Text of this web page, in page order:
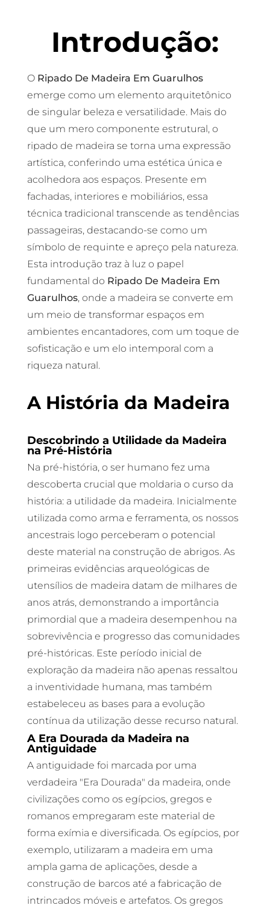
Introdução:
O Ripado De Madeira Em Guarulhos
emerge como um elemento arquitetônico
de singular beleza e versatilidade. Mais do
que um mero componente estrutural, o
ripado de madeira se torna uma expressão
artística, conferindo uma estética única e
acolhedora aos espaços. Presente em
fachadas, interiores e mobiliários, essa
técnica tradicional transcende as tendências
passageiras, destacando-se como um
símbolo de requinte e apreço pela natureza.
Esta introdução traz à luz o papel
fundamental do Ripado De Madeira Em
Guarulhos, onde a madeira se converte em
um meio de transformar espaços em
ambientes encantadores, com um toque de
sofisticação e um elo intemporal com a
riqueza natural.
A História da Madeira
Descobrindo a Utilidade da Madeira
na Pré-História
Na pré-história, o ser humano fez uma
descoberta crucial que moldaria o curso da
história: a utilidade da madeira. Inicialmente
utilizada como arma e ferramenta, os nossos
ancestrais logo perceberam o potencial
deste material na construção de abrigos. As
primeiras evidências arqueológicas de
utensílios de madeira datam de milhares de
anos atrás, demonstrando a importância
primordial que a madeira desempenhou na
sobrevivência e progresso das comunidades
pré-históricas. Este período inicial de
exploração da madeira não apenas ressaltou
a inventividade humana, mas também
estabeleceu as bases para a evolução
contínua da utilização desse recurso natural.
A Era Dourada da Madeira na
Antiguidade
A antiguidade foi marcada por uma
verdadeira "Era Dourada" da madeira, onde
civilizações como os egípcios, gregos e
romanos empregaram este material de
forma exímia e diversificada. Os egípcios, por
exemplo, utilizaram a madeira em uma
ampla gama de aplicações, desde a
construção de barcos até a fabricação de
intrincados móveis e artefatos. Os gregos